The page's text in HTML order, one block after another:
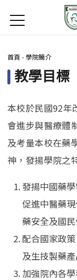
首頁
最新消息
學院簡介
院長簡介
院長信箱
規章辦法
尖端創新
檔案下載
English(link
您在這裡
首頁 - 學院簡介
教學目標
本校於民國92年
會進步與醫療體
及考量本校在藥
神，發揚學院之
發揚中國藥
促進中醫藥
藥安全及國
配合國家政
及生技製藥
加強院內各